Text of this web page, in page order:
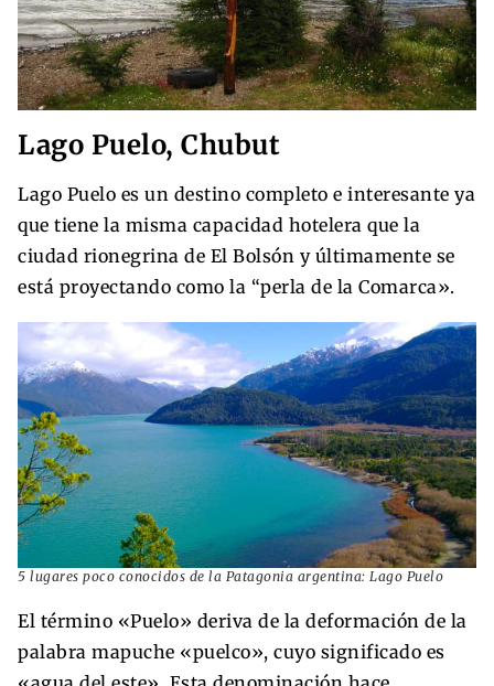
Lago Puelo, Chubut
Lago Puelo es un destino completo e interesante ya
que tiene la misma capacidad hotelera que la
ciudad rionegrina de El Bolsón y últimamente se
está proyectando como la “perla de la Comarca».
5 lugares poco conocidos de la Patagonia argentina: Lago Puelo
El término «Puelo» deriva de la deformación de la
palabra mapuche «puelco», cuyo significado es